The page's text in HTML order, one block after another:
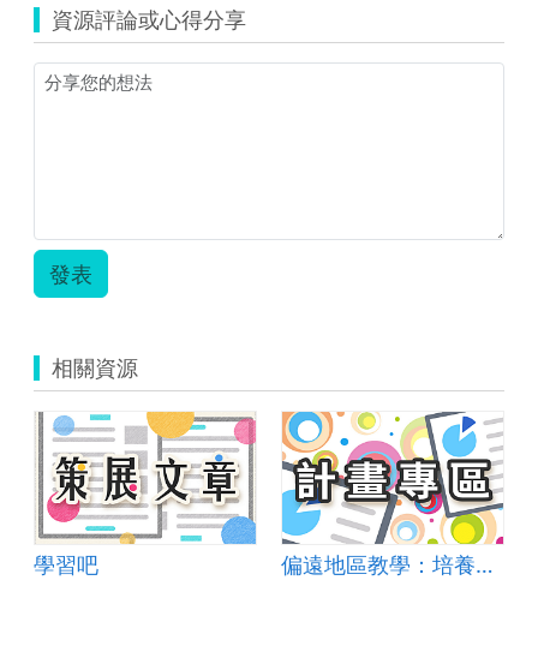
資源評論或心得分享
發表
相關資源
學習吧 偏遠地區教學：培養道德實踐與公民意識素養